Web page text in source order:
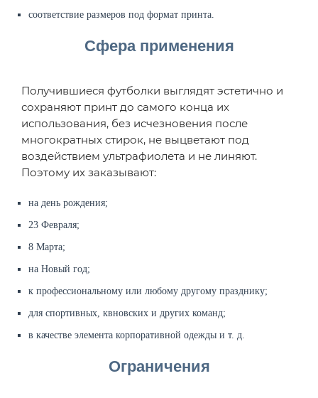
соответствие размеров под формат принта.
Сфера применения
Получившиеся футболки выглядят эстетично и
сохраняют принт до самого конца их
использования, без исчезновения после
многократных стирок, не выцветают под
воздействием ультрафиолета и не линяют.
Поэтому их заказывают:
на день рождения;
23 Февраля;
8 Марта;
на Новый год;
к профессиональному или любому другому празднику;
для спортивных, квновских и других команд;
в качестве элемента корпоративной одежды и т. д.
Ограничения